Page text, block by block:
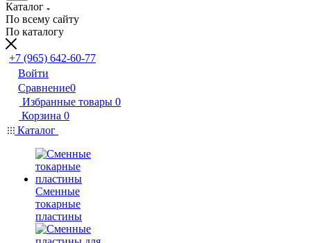
Каталог
По всему сайту
По каталогу
+7 (965) 642-60-77
Войти
Сравнение0
Избранные товары 0
Корзина 0
Каталог
Сменные
токарные
пластины